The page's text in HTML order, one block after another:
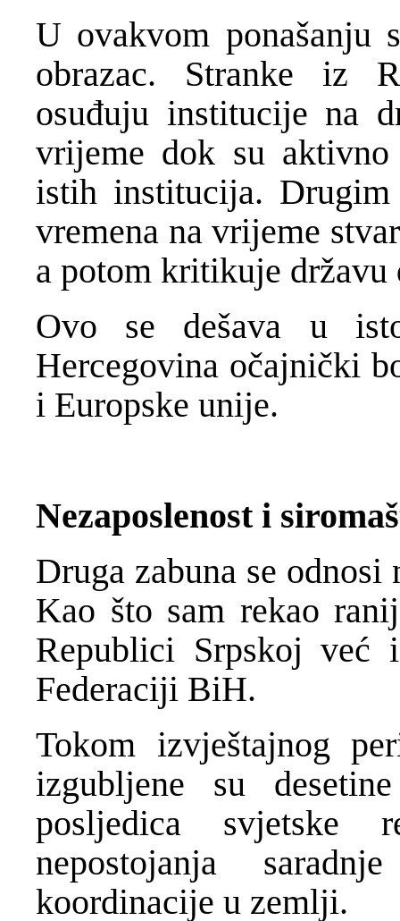
U ovakvom ponašanju
obrazac. Stranke iz
osuđuju institucije na
vrijeme dok su
istih institucija.
vremena na vrijeme
a potom kritikuje državu
Ovo se dešava u
Hercegovina očajnički
i Europske unije.
Nezaposlenost i
Druga zabuna se
Kao što sam rekao
Republici Srpskoj već
Federaciji BiH.
Tokom izvještajnog
izgubljene su
posljedica svjetske
nepostojanja
koordinacije u zemlji.